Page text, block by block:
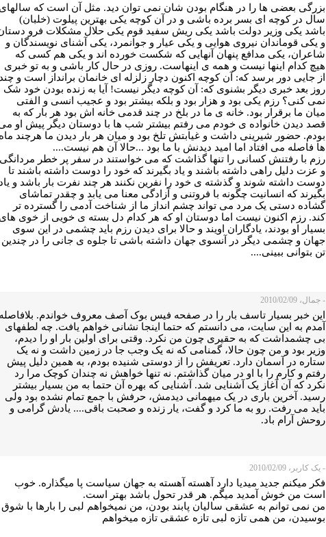
بزرگی بعضی ها را در هنگام بودن شان نمی توان دید. مثل آن است که سالهای
سال در کوچه ای بسر برده باشی و در آن کوچه یکی بهترین پیلوت (خلبان)
باشد یکی وزیر دولت باشد یکی ریش سفید قوم یکی حلال مشکلات فرو
و یکی قوماندان نیروی هوایی و یکی عیار و جوانمرد، یکی آشنای نویسندگان و
شاعران، یکی مدافع پنهان آنهایی که شکست خورده اند و یکی هم کسی که
هیچ کدام اینها نیست و همه ی اینهاست. روزی در حال کار باشی و به تو خبری
از جایی دور برسد که: آن کوچه اکنون دچار زلزله ای خانمان برانداز است و چند
روز بعد خبری دیگر بشنوی که: آن کوچه دیگر نیست! آیا به زنده بودن خود شک
نمی کنی؟ رزم یکی بود و هزار بود و بلکه بیشتر بود و عجیب انسی و الفتی
میان ما برقرار بود. خانه ی ما در بلخ در چند قدمی خانه اش بود هر بار که به
قصد دیدن خانواده ی خودم می رفتم بیشتر شب ها با دوستان دیگر پیش او
بودم. حضور شیرینی داشت و غیابتش تلخ بود و میان هر بار دیدن ما هرچند ماه
ها فاصله می افتاد اما امید دیدنش با ما بود ...حالا آن هم نیست....
رزم با رفتنش کسانی را تنها گذاشت که می خواستند در سفر پر خطر مردانگی
و عزت دلیل راهی داشته باشند و یاد بگیرند که خود را دوست داشته باشند تا
دوست داشته شوند و گذشته ی خود را نفرین نکنند هر چند نفرت بار باشد و یاد
بگیرند که انسانیت چگونه با فروتنی و آزادگی معنا می یابد و چقدر تماشای
گشاده دستی یک مرد می تواند چشم انداز ما از شناخت آدمی را گسترده تر
کند. رزم اکنون نیست اما دوستان او که هر کدام دل بسته ی خویی از خوی های
بسیار او بودند، یادگاران اویند و حالا برای دیدن رزم باید چشمی در این سوی
جهان و چشمی دیگر در آنسوی جهان داشته باشی تا جلوه ی جانی را در چندین
تن بتوانی ببینی....
- جمال، 2010/02/09
این خبر بسیار تاسف بار را در صفحه فیس بوک آصف معروف خواندم. بلافاصله
آمدم به این سایت، می دانستم که حتما اینجا نشانی خواهم یافت. چه لطفهای
بی چشمداشت که به حقیری چون من نکرد. وقتی برای اولین بار او را دیدم،
وزیر بود و من چون حالا، گمنامی که نه یک وجب جا در زمین داشت و نه یک
ستاره در آسمان دارد. تعریفش را از دوستی شنیده بودم، به همین دلیل پیش
رفتم و کارم را با او در میان گذاشتم. نه تنها خواهش نه چندان کوچک مرا رد
نکرد که آن آغاز یک آشنایی شد. آشنایی که بهره آن حتما به من بسیار بیشتر
رسید. آخرین باری در یک میهمانی دیدمش، حرفش با جمع تمام نشده بود ولی
باید می رفت. رو به ما کرد و گفت، یار زنده و صحبت باقی.... یادش گرامی و
روحش آرام باد.
- یک کاربر، 2010/02/09
فکر میکنم جدید میدیا دارد آهسته آهسته به جهان سیاست پا میگذاره. خوب
است من خوش آمدید میگم. هر قدر تحول باشد بهتر است.
من نمی توانم به عشقی سالیان پابند بودن، من نمیخواهم لبی را بارها با شوق
بوسیدن، من همی تازه لبی تازه عشقی تازه میخواهم